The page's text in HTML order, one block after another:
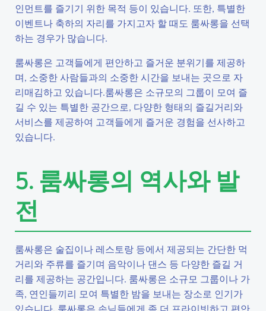
인먼트를 즐기기 위한 목적 등이 있습니다. 또한, 특별한
이벤트나 축하의 자리를 가지고자 할 때도 룸싸롱을 선택
하는 경우가 많습니다.
룸싸롱은 고객들에게 편안하고 즐거운 분위기를 제공하
며, 소중한 사람들과의 소중한 시간을 보내는 곳으로 자
리매김하고 있습니다.룸싸롱은 소규모의 그룹이 모여 즐
길 수 있는 특별한 공간으로, 다양한 형태의 즐길거리와
서비스를 제공하여 고객들에게 즐거운 경험을 선사하고
있습니다.
5. 룸싸롱의 역사와 발
전
룸싸롱은 술집이나 레스토랑 등에서 제공되는 간단한 먹
거리와 주류를 즐기며 음악이나 댄스 등 다양한 즐길 거
리를 제공하는 공간입니다. 룸싸롱은 소규모 그룹이나 가
족, 연인들끼리 모여 특별한 밤을 보내는 장소로 인기가
있습니다. 룸싸롱은 손님들에게 좀 더 프라이빗하고 편안